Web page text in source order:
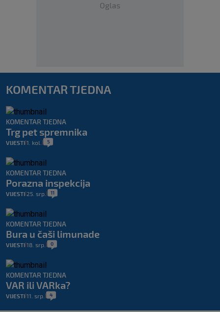
Oglas
KOMENTAR TJEDNA
KOMENTAR TJEDNA
Trg pet spremnika
VIJESTI 1. kol. 5
KOMENTAR TJEDNA
Porazna inspekcija
VIJESTI 25. srp. 11
KOMENTAR TJEDNA
Bura u čaši limunade
VIJESTI 18. srp. 0
KOMENTAR TJEDNA
VAR ili VARka?
VIJESTI 11. srp. 4